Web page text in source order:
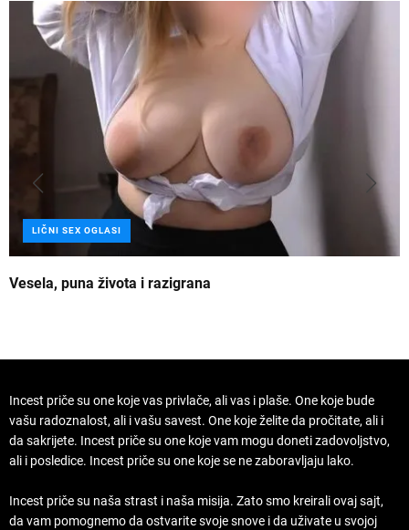
LIČNI SEX OGLASI
Vesela, puna života i razigrana
Incest priče su one koje vas privlače, ali vas i plaše. One koje bude
vašu radoznalost, ali i vašu savest. One koje želite da pročitate, ali i
da sakrijete. Incest priče su one koje vam mogu doneti zadovoljstvo,
ali i posledice. Incest priče su one koje se ne zaboravljaju lako.
Incest priče su naša strast i naša misija. Zato smo kreirali ovaj sajt,
da vam pomognemo da ostvarite svoje snove i da uživate u svojoj